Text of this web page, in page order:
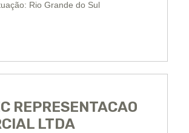
Rio Grande do Sul
REPRESENTACAO
LTDA